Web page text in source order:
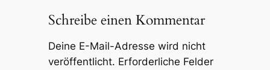
Schreibe einen Kommentar
Deine E-Mail-Adresse wird nicht
veröffentlicht. Erforderliche Felder